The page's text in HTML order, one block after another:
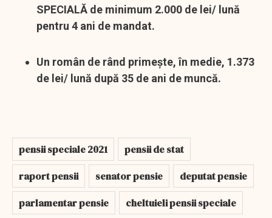
SPECIALĂ de minimum 2.000 de lei/ lună
pentru 4 ani de mandat.
Un român de rând primește, în medie, 1.373
de lei/ lună după 35 de ani de muncă.
pensii speciale 2021
pensii de stat
raport pensii
senator pensie
deputat pensie
parlamentar pensie
cheltuieli pensii speciale